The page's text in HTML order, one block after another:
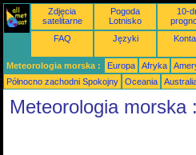
Zdjęcia
satelitarne
Pogoda
Lotnisko
10-
FAQ Języki
Meteorologia morska : Europa Afryka
Północno zachodni Spokojny
Oceania
Meteorologia morska